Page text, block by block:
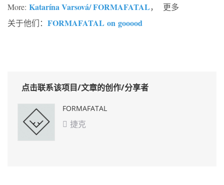
More: Katarína Varsová/ FORMAFATAL， 更多
关于他们： FORMAFATAL on gooood
点击联系该项目/文章的创作/分享者
FORMAFATAL
 捷克